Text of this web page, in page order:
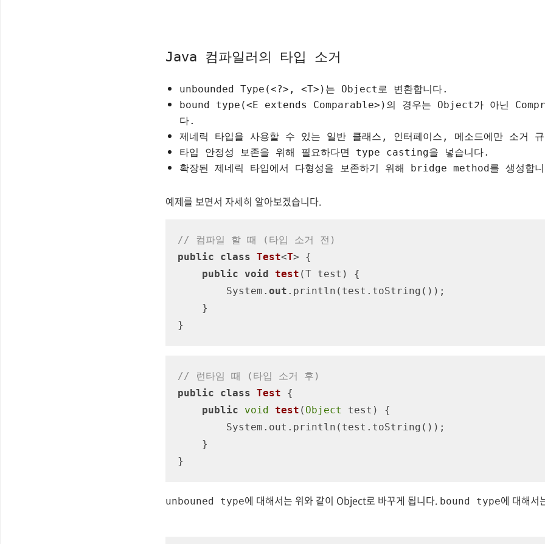
Java 컴파일러의 타입 소거
unbounded Type(<?>, <T>)는 Object로 변환합니다.
bound type(<E extends Comparable>)의 경우는 Object가 아닌
다.
제네릭 타입을 사용할 수 있는 일반 클래스, 인터페이스, 메소드에만 소거
타입 안정성 보존을 위해 필요하다면 type casting을 넣습니다.
확장된 제네릭 타입에서 다형성을 보존하기 위해 bridge method를 생성합
예제를 보면서 자세히 알아보겠습니다.
// 컴파일 할 때 (타입 소거 전)
public
class Test<T> {
public void test (T test )
{
        System.
out .println(test.toString());
}
// 런타임 때 (타입 소거 후)
public
class Test
{
public
void test ( Object test )
{
}
unbouned type에 대해서는 위와 같이 Object로 바꾸게 됩니다. bound type에 대해서